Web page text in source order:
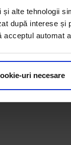
și alte tehnologii
după interese și
acceptul automat
uri necesare